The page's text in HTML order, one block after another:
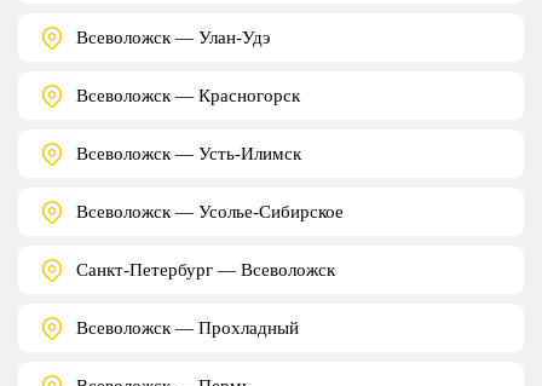
Всеволожск — Улан-Удэ
Всеволожск — Красногорск
Всеволожск — Усть-Илимск
Всеволожск — Усолье-Сибирское
Санкт-Петербург — Всеволожск
Всеволожск — Прохладный